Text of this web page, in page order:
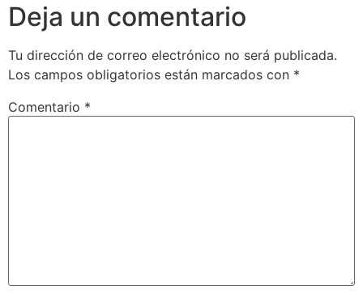
Deja un comentario
Tu dirección de correo electrónico no será publicada.
Los campos obligatorios están marcados con *
Comentario *